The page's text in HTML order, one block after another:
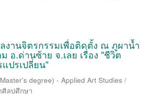
งานจิตรกรรมเพื่อติดตั้ง ณ ภูผาน้ำ
อ.ด่านซ้าย จ.เลย เรื่อง "ชีวิต
ปรเปลี่ยน"
degree) - Applied Art Studies /
ศิลปศึกษา